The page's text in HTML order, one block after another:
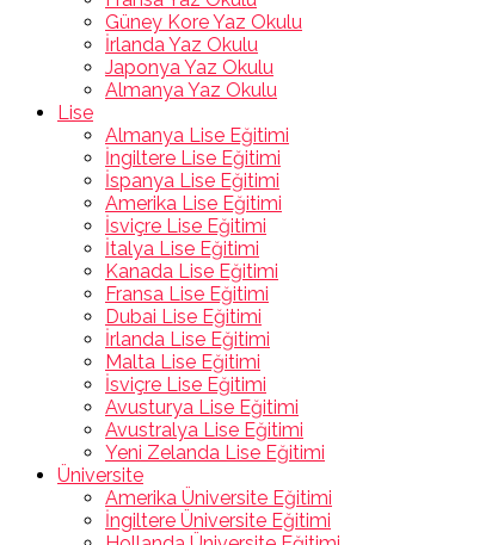
Güney Kore Yaz Okulu
İrlanda Yaz Okulu
Japonya Yaz Okulu
Almanya Yaz Okulu
Lise
Almanya Lise Eğitimi
İngiltere Lise Eğitimi
İspanya Lise Eğitimi
Amerika Lise Eğitimi
İsviçre Lise Eğitimi
İtalya Lise Eğitimi
Kanada Lise Eğitimi
Fransa Lise Eğitimi
Dubai Lise Eğitimi
İrlanda Lise Eğitimi
Malta Lise Eğitimi
İsviçre Lise Eğitimi
Avusturya Lise Eğitimi
Avustralya Lise Eğitimi
Yeni Zelanda Lise Eğitimi
Üniversite
Amerika Üniversite Eğitimi
İngiltere Üniversite Eğitimi